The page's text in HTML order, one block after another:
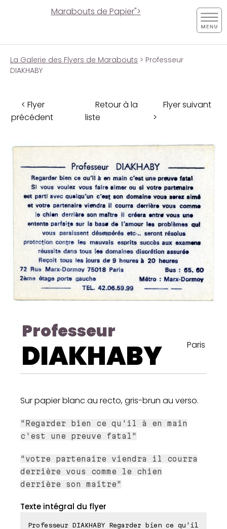
Marabouts de Papier">
La Galerie des Flyers de Marabouts > Professeur
DIAKHABY
< Flyer
précédent
Retour à la
liste
Flyer suivant
>
Professeur
DIAKHABY Paris
Sur papier blanc au recto, gris-brun au verso.
"Regarder bien ce qu'il à en main
c'est une preuve fatal"
"votre partenaire viendra il courra
derrière vous comme le chien
derrière son maître"
Texte intégral du flyer
Professeur DIAKHABY Regarder bien ce qu'il